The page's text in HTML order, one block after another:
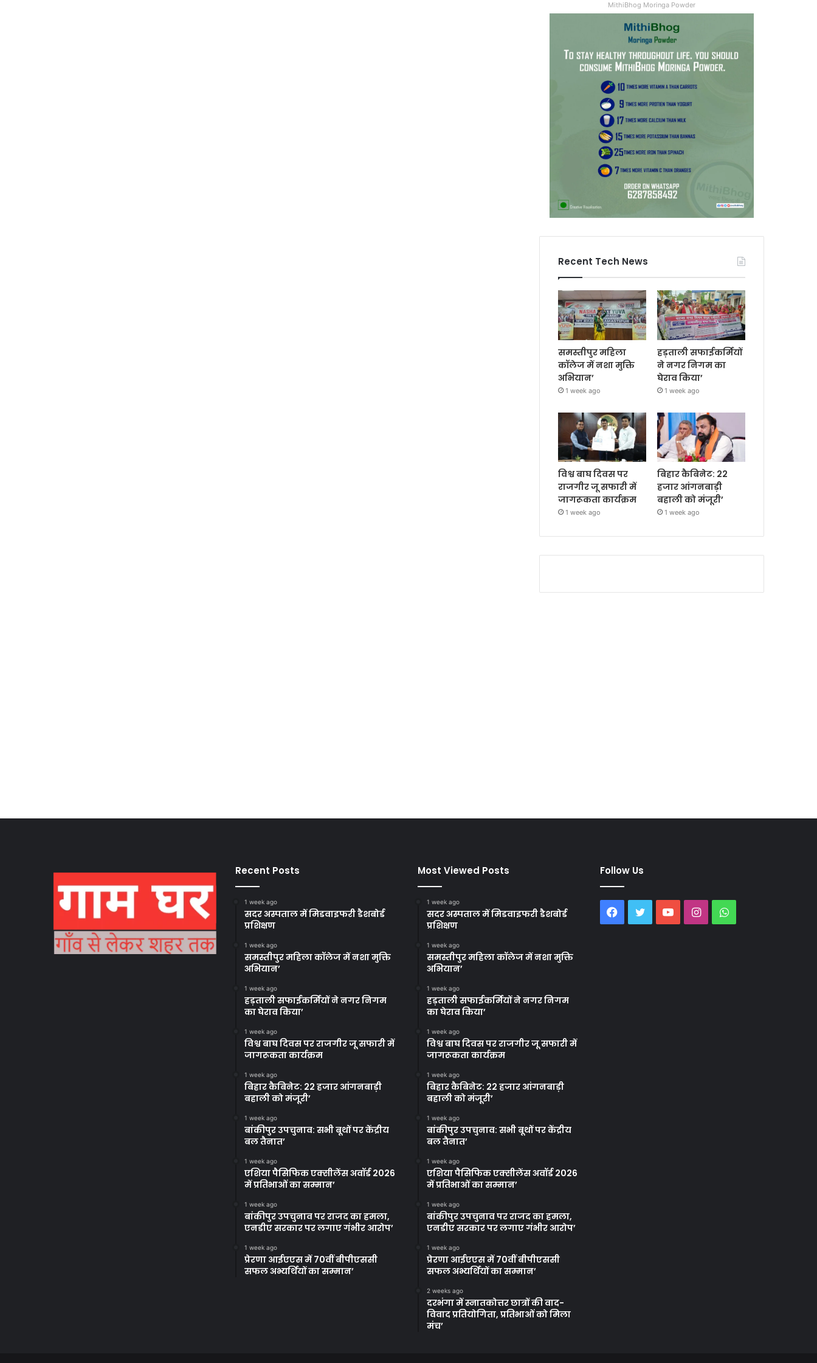
MithiBhog Moringa Powder
Recent Tech News
समस्तीपुर महिला
कॉलेज में नशा मुक्ति
अभियान’
1 week ago
हड़ताली सफाईकर्मियों
ने नगर निगम का
घेराव किया’
1 week ago
विश्व बाघ दिवस पर
राजगीर जू सफारी में
जागरूकता कार्यक्रम
1 week ago
बिहार कैबिनेट: 22
हजार आंगनबाड़ी
बहाली को मंजूरी’
1 week ago
Recent Posts
1 week ago
सदर अस्पताल में मिडवाइफरी डैशबोर्ड
प्रशिक्षण
1 week ago
समस्तीपुर महिला कॉलेज में नशा मुक्ति
अभियान’
1 week ago
हड़ताली सफाईकर्मियों ने नगर निगम
का घेराव किया’
1 week ago
विश्व बाघ दिवस पर राजगीर जू सफारी में
जागरूकता कार्यक्रम
1 week ago
बिहार कैबिनेट: 22 हजार आंगनबाड़ी
बहाली को मंजूरी’
1 week ago
बांकीपुर उपचुनाव: सभी बूथों पर केंद्रीय
बल तैनात’
1 week ago
एशिया पैसिफिक एक्सीलेंस अवॉर्ड 2026
में प्रतिभाओं का सम्मान’
1 week ago
बांकीपुर उपचुनाव पर राजद का हमला,
एनडीए सरकार पर लगाए गंभीर आरोप’
1 week ago
प्रेरणा आईएएस में 70वीं बीपीएससी
सफल अभ्यर्थियों का सम्मान’
Most Viewed Posts
1 week ago
सदर अस्पताल में मिडवाइफरी डैशबोर्ड
प्रशिक्षण
1 week ago
समस्तीपुर महिला कॉलेज में नशा मुक्ति
अभियान’
1 week ago
हड़ताली सफाईकर्मियों ने नगर निगम
का घेराव किया’
1 week ago
विश्व बाघ दिवस पर राजगीर जू सफारी में
जागरूकता कार्यक्रम
1 week ago
बिहार कैबिनेट: 22 हजार आंगनबाड़ी
बहाली को मंजूरी’
1 week ago
बांकीपुर उपचुनाव: सभी बूथों पर केंद्रीय
बल तैनात’
1 week ago
एशिया पैसिफिक एक्सीलेंस अवॉर्ड 2026
में प्रतिभाओं का सम्मान’
1 week ago
बांकीपुर उपचुनाव पर राजद का हमला,
एनडीए सरकार पर लगाए गंभीर आरोप’
1 week ago
प्रेरणा आईएएस में 70वीं बीपीएससी
सफल अभ्यर्थियों का सम्मान’
2 weeks ago
दरभंगा में स्नातकोत्तर छात्रों की वाद-
विवाद प्रतियोगिता, प्रतिभाओं को मिला
मंच’
Follow Us
Facebook
TwitterYouTubeInstagramWhatsApp